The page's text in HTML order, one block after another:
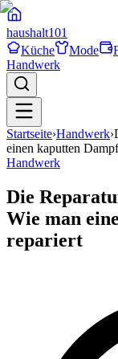
haushalt101
Küche
Mode
Handwerk
Startseite›Handwerk›
einen kaputten
Handwerk
Die
Wie man
repariert